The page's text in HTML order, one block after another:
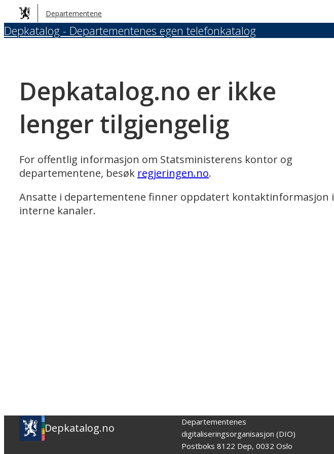
Hopp
til
hovedinnhold
Departementene
Depkatalog - Departementenes egen telefonkatalog
Depkatalog.no er ikke
lenger tilgjengelig
For offentlig informasjon om Statsministerens kontor og
departementene, besøk regjeringen.no.
Ansatte i departementene finner oppdatert kontaktinformasjon i
interne kanaler.
Depkatalog.no
Departementenes
digitaliseringsorganisasjon (DIO)
Postboks 8122 Dep, 0032 Oslo